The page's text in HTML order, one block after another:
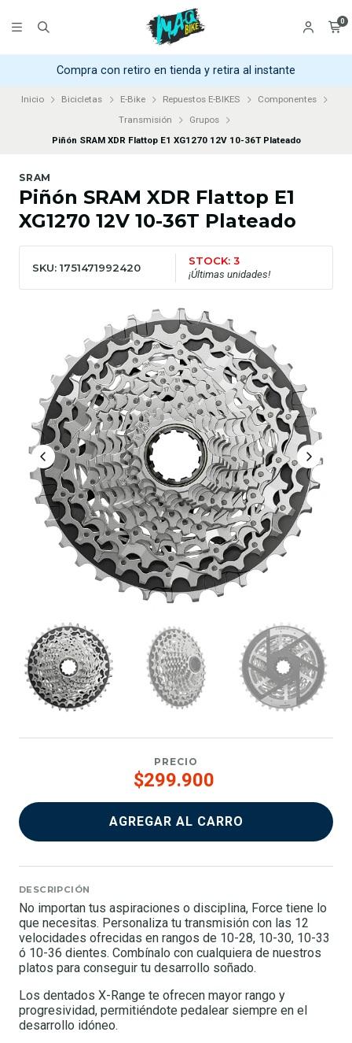
0
Compra con retiro en tienda y retira al instante
Inicio Bicicletas E-Bike Repuestos E-BIKES
Componentes
Transmisión
Grupos
Piñón SRAM XDR Flattop E1 XG1270 12V 10-36T Plateado
SRAM
Piñón SRAM XDR Flattop E1
XG1270 12V 10-36T Plateado
SKU: 1751471992420
STOCK: 3
¡Últimas unidades!
PRECIO
$299.900
AGREGAR AL CARRO
DESCRIPCIÓN
No importan tus aspiraciones o disciplina, Force tiene lo
que necesitas. Personaliza tu transmisión con las 12
velocidades ofrecidas en rangos de 10-28, 10-30, 10-33
ó 10-36 dientes. Combínalo con cualquiera de nuestros
platos para conseguir tu desarrollo soñado.
Los dentados X-Range te ofrecen mayor rango y
progresividad, permitiéndote pedalear siempre en el
desarrollo idóneo.